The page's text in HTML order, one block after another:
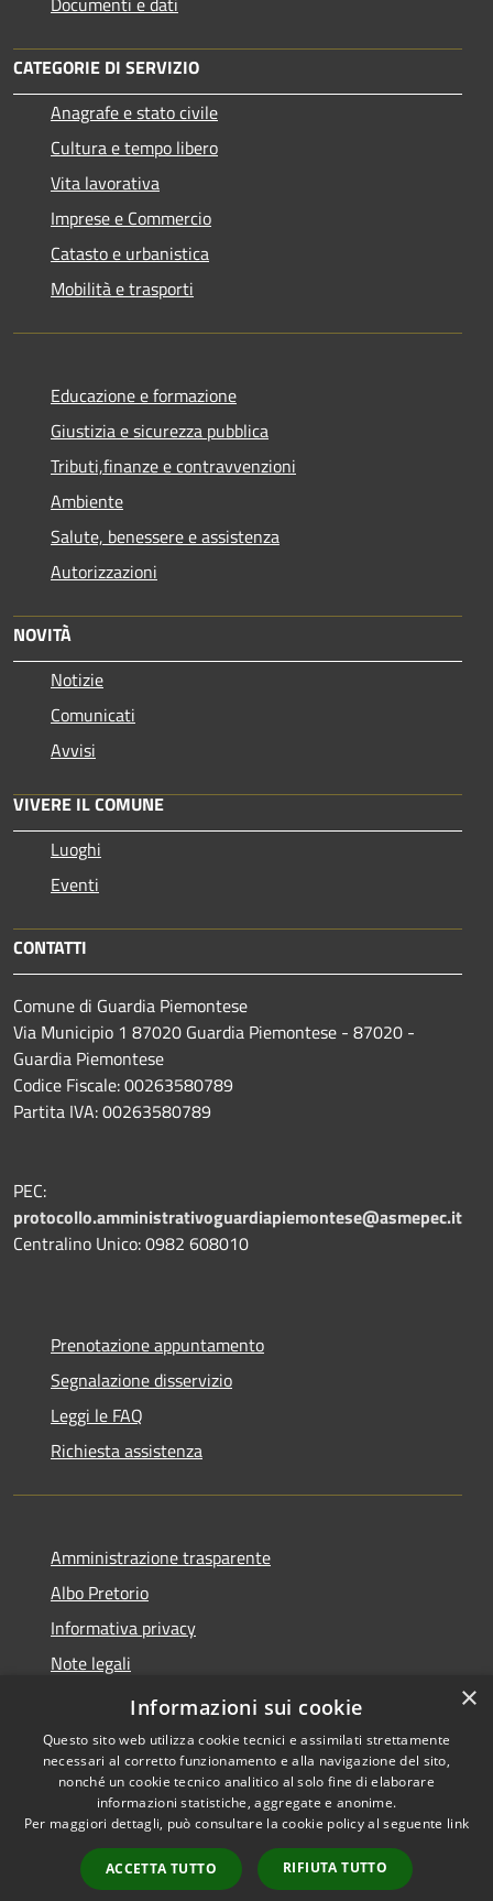
CATEGORIE DI SERVIZIO
Anagrafe e stato civile
Cultura e tempo libero
Vita lavorativa
Imprese e Commercio
Catasto e urbanistica
Mobilità e trasporti
Educazione e formazione
Giustizia e sicurezza pubblica
Tributi,finanze e contravvenzioni
Ambiente
Salute, benessere e assistenza
Autorizzazioni
NOVITÀ
Notizie
Comunicati
Avvisi
VIVERE IL COMUNE
Luoghi
Eventi
CONTATTI
Comune di Guardia Piemontese
Via Municipio 1 87020 Guardia Piemontese - 87020 -
Guardia Piemontese
Codice Fiscale: 00263580789
Partita IVA: 00263580789
PEC:
protocollo.amministrativoguardiapiemontese@asmepec.it
Centralino Unico: 0982 608010
Prenotazione appuntamento
Segnalazione disservizio
Leggi le FAQ
Richiesta assistenza
Amministrazione trasparente
Albo Pretorio
Informativa privacy
Note legali
Dichiarazione di accessibilità
Accessibilità
Copyright © 2026 • Comune di
Guardia Piemontese • Powered
byMunicipium
Accesso
redazione
×
Informazioni sui cookie
Questo sito web utilizza cookie tecnici e assimilati strettamente
necessari al corretto funzionamento e alla navigazione del sito,
nonché un cookie tecnico analitico al solo fine di elaborare
informazioni statistiche, aggregate e anonime.
Per maggiori dettagli, può consultare la cookie policy al seguente link
ACCETTA TUTTO RIFIUTA TUTTO